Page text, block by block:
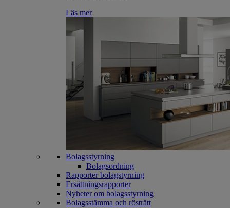
Läs mer
Bolagsstyrning
Bolagsordning
Rapporter bolagstyrning
Ersättningsrapporter
Nyheter om bolagsstyrning
Bolagsstämma och rösträtt